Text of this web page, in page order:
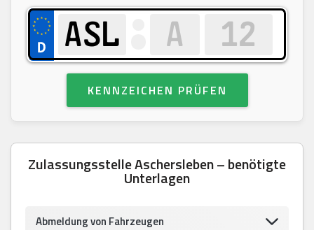
KENNZEICHEN PRÜFEN
Zulassungsstelle Aschersleben – benötigte
Unterlagen
Abmeldung von Fahrzeugen